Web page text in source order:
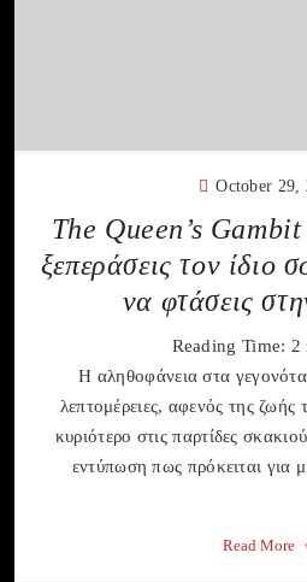
October 29,
The Queen’s
ξεπεράσεις τον ίδιο
να φτάσεις
Reading Time: 2
Η αληθοφάνεια στα
λεπτομέρειες, αφενός της ζωής
κυριότερο στις παρτίδες
εντύπωση πως πρόκειται για
Read More